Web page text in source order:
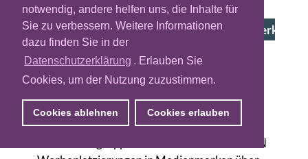
notwendig, andere helfen uns, die Inhalte für
Sie zu verbessern. Weitere Informationen
dazu finden Sie in der
Datenschutzerklärung . Erlauben Sie
Cookies, um der Nutzung zuzustimmen.
Cookies ablehnen Cookies erlauben
PARTNER
BCN - Crossmediales Vermarktungs-Netzwerk
Düsseldorf (DE), Frankfurt am Main (DE),
Hamburg (DE), München (DE)
Vermarktungs-Joint-Venture von Hubert
Burda Media, der Funke Mediengruppe und
der Mediengruppe Klambt. Dabei bietet BCN